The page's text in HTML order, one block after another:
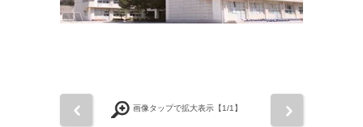
画像タップで拡大表示【1/1】